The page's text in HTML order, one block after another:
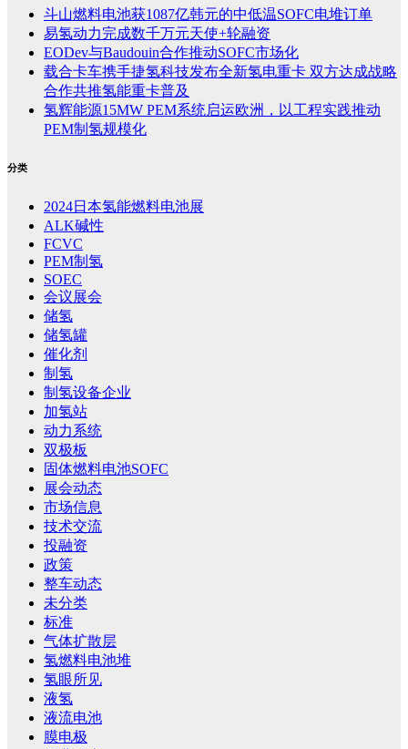
斗山燃料电池获1087亿韩元的中低温SOFC电堆订单
易氢动力完成数千万元天使+轮融资
EODev与Baudouin合作推动SOFC市场化
载合卡车携手捷氢科技发布全新氢电重卡 双方达成战略
合作共推氢能重卡普及
氢辉能源15MW PEM系统启运欧洲，以工程实践推动
PEM制氢规模化
分类
2024日本氢能燃料电池展
ALK碱性
FCVC
PEM制氢
SOEC
会议展会
储氢
储氢罐
催化剂
制氢
制氢设备企业
加氢站
动力系统
双极板
固体燃料电池SOFC
展会动态
市场信息
技术交流
投融资
政策
整车动态
未分类
标准
气体扩散层
氢燃料电池堆
氢眼所见
液氢
液流电池
膜电极